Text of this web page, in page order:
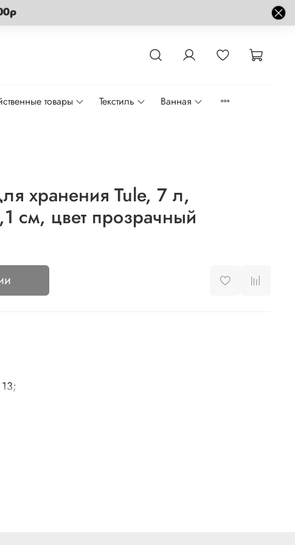
товары Текстиль Ванная
хранения Tule, 7 л,
см, цвет прозрачный